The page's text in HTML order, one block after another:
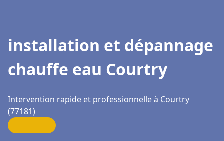
installation et dépannage
chauffe eau Courtry
Intervention rapide et professionnelle à Courtry
(77181)